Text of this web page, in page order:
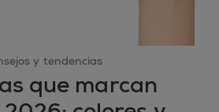
y tendencias
que marcan